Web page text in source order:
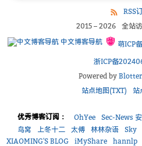
RSS
2015– 2026 全站
中文博客导航
萌ICP
浙ICP备
Powered by Blotter
站点地图(TXT)
站
优秀博客订阅： OhYee Sec-News
鸟窝
上冬十二 太傅 林林杂语 Sky
XIAOMING'S BLOG
iMyShare hannlp